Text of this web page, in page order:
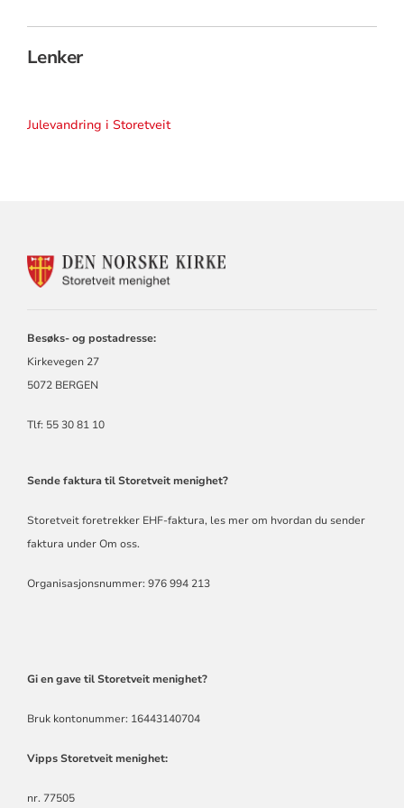
Lenker
Julevandring i Storetveit
KONTAKTINFORMASJON
Besøks- og postadresse:
Kirkevegen 27
5072 BERGEN
Tlf: 55 30 81 10
Sende faktura til Storetveit menighet?
Storetveit foretrekker EHF-faktura, les mer om hvordan du sender
faktura under Om oss.
Organisasjonsnummer: 976 994 213
Gi en gave til Storetveit menighet?
Bruk kontonummer: 16443140704
Vipps Storetveit menighet:
nr. 77505